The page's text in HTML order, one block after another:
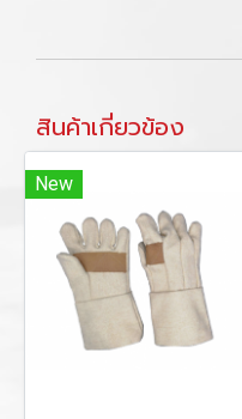
สินค้าเกี่ยวข้อง
New